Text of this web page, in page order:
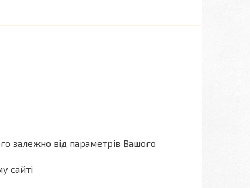
залежно від параметрів Вашого
сайті